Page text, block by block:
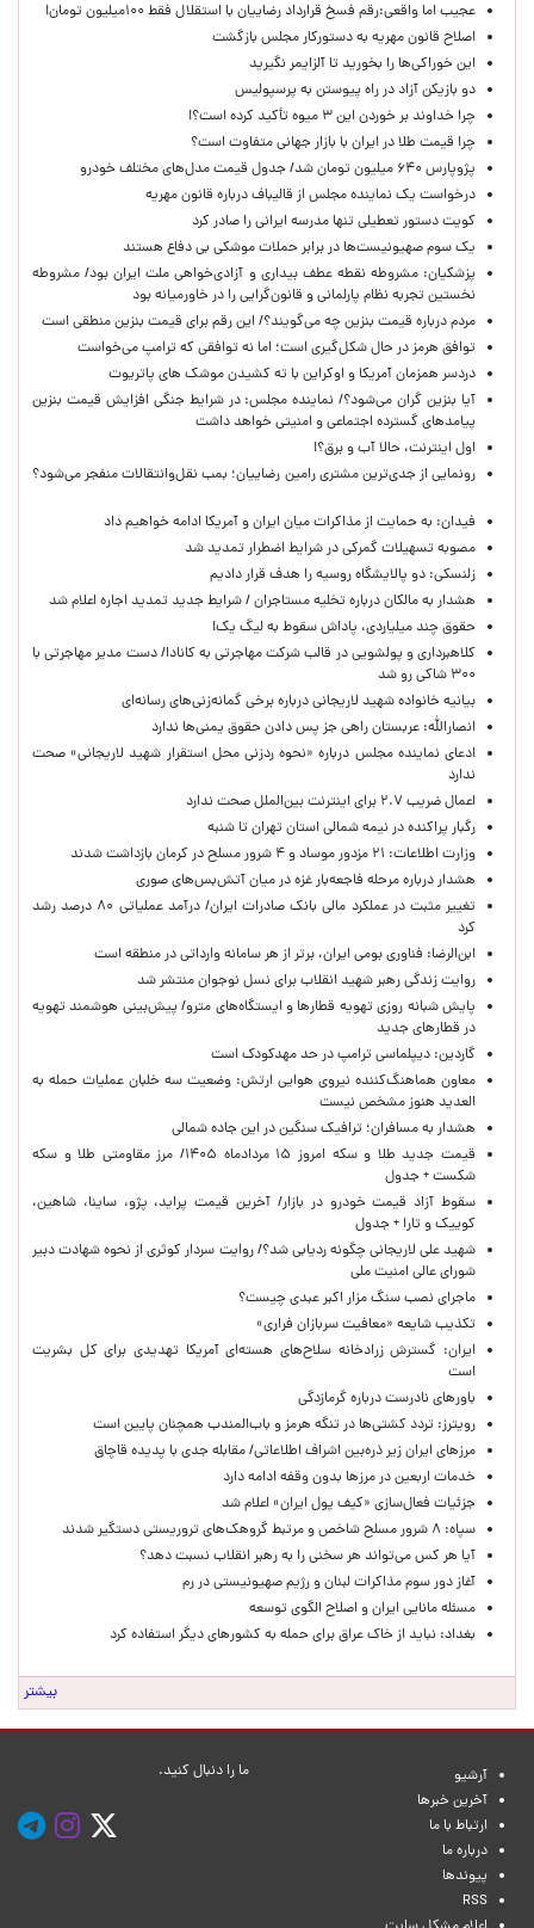
عجیب اما واقعی:رقم فسخ قرارداد رضاییان با استقلال فقط ۱۰۰میلیون تومان!
اصلاح قانون مهریه به دستورکار مجلس بازگشت
این خوراکی‌ها را بخورید تا آلزایمر نگیرید
دو بازیکن آزاد در راه پیوستن به پرسپولیس
چرا خداوند بر خوردن این ۳ میوه تأکید کرده است؟!
چرا قیمت طلا در ایران با بازار جهانی متفاوت است؟
پژوپارس ۶۴۰ میلیون تومان شد/ جدول قیمت مدل‌های مختلف خودرو
درخواست یک نماینده مجلس از قالیباف درباره قانون مهریه
کویت دستور تعطیلی تنها مدرسه ایرانی را صادر کرد
یک‌ سوم صهیونیست‌ها در برابر حملات موشکی بی دفاع هستند
پزشکیان: مشروطه نقطه عطف بیداری و آزادی‌خواهی ملت ایران بود/ مشروطه
نخستین تجربه نظام پارلمانی و قانون‌گرایی را در خاورمیانه بود
مردم درباره قیمت بنزین چه می‌گویند؟/ این رقم برای قیمت بنزین منطقی است
توافق هرمز در حال شکل‌گیری است؛ اما نه توافقی که ترامپ می‌خواست
دردسر همزمان آمریکا و اوکراین با ته کشیدن موشک های پاتریوت
آیا بنزین گران می‌شود؟/ نماینده مجلس: در شرایط جنگی افزایش قیمت بنزین
پیامدهای گسترده اجتماعی و امنیتی خواهد داشت
اول اینترنت، حالا آب و برق؟!
رونمایی از جدی‌ترین مشتری رامین رضاییان؛ بمب نقل‌وانتقالات منفجر می‌شود؟
فیدان: به حمایت از مذاکرات میان ایران و آمریکا ادامه خواهیم داد
مصوبه تسهیلات گمرکی در شرایط اضطرار تمدید شد
زلنسکی: دو پالایشگاه روسیه را هدف قرار دادیم
هشدار به مالکان درباره تخلیه مستاجران / شرایط جدید تمدید اجاره اعلام شد
حقوق چند میلیاردی، پاداش سقوط به لیگ یک!
کلاهبرداری و پولشویی در قالب شرکت مهاجرتی به کانادا/ دست مدیر مهاجرتی با
۳۰۰ شاکی رو شد
بیانیه خانواده شهید لاریجانی درباره برخی گمانه‌زنی‌های رسانه‌ای
انصارالله: عربستان راهی جز پس دادن حقوق یمنی‌ها ندارد
ادعای نماینده مجلس درباره «نحوه ردزنی محل استقرار شهید لاریجانی» صحت
ندارد
اعمال ضریب ۲.۷ برای اینترنت بین‌الملل صحت ندارد
رگبار پراکنده در نیمه شمالی استان تهران تا شنبه
وزارت اطلاعات: ۲۱ مزدور موساد و ۴ شرور مسلح در کرمان بازداشت شدند
هشدار درباره مرحله فاجعه‌بار غزه در میان آتش‌بس‌های صوری
تغییر مثبت در عملکرد مالی بانک صادرات ایران/ درآمد عملیاتی ۸۰ درصد رشد
کرد
ابن‌الرضا: فناوری بومی ایران، برتر از هر سامانه وارداتی در منطقه است
روایت زندگی رهبر شهید انقلاب برای نسل نوجوان منتشر شد
پایش شبانه روزی تهویه قطارها و ایستگاه‌های مترو/ پیش‌بینی هوشمند تهویه
در قطارهای جدید
گاردین: دیپلماسی ترامپ در حد مهدکودک است
معاون هماهنگ‌کننده نیروی هوایی ارتش: وضعیت سه خلبان عملیات حمله به
العدید هنوز مشخص نیست
هشدار به مسافران؛ ترافیک سنگین در این جاده شمالی
قیمت جدید طلا و سکه امروز ۱۵ مردادماه ۱۴۰۵/ مرز مقاومتی طلا و سکه
شکست + جدول
سقوط آزاد قیمت خودرو در بازار/ آخرین قیمت پراید، پژو، ساینا، شاهین،
کوییک و تارا + جدول
شهید علی لاریجانی چگونه ردیابی شد؟/ روایت سردار کوثری از نحوه شهادت دبیر
شورای عالی امنیت ملی
ماجرای نصب سنگ مزار اکبر عبدی چیست؟
تکذیب شایعه «معافیت سربازان فراری»
ایران: گسترش زرادخانه سلاح‌های هسته‌ای آمریکا تهدیدی برای کل بشریت
است
باورهای نادرست درباره گرمازدگی
رویترز: تردد کشتی‌ها در تنگه هرمز و باب‌المندب همچنان پایین است
مرزهای ایران زیر ذره‌بین اشراف اطلاعاتی/ مقابله جدی با پدیده قاچاق
خدمات اربعین در مرزها بدون وقفه ادامه دارد
جزئیات فعال‌سازی «کیف پول ایران» اعلام شد
سپاه: ۸ شرور مسلح شاخص و مرتبط گروهک‌های تروریستی دستگیر شدند
آیا هر کس می‌تواند هر سخنی را به رهبر انقلاب نسبت دهد؟
آغاز دور سوم مذاکرات لبنان و رژیم صهیونیستی در رم
مسئله مانایی ایران و اصلاح الگوی توسعه
بغداد: نباید از خاک عراق برای حمله به کشورهای دیگر استفاده کرد
بیشتر
آرشیو
آخرین خبرها
ارتباط با ما
درباره ما
پیوندها
RSS
ما را دنبال کنید.